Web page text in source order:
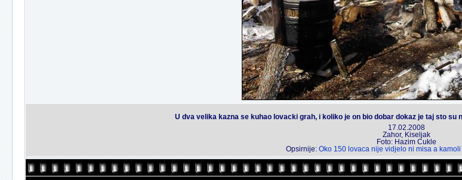
U dva velika kazna se kuhao lovacki grah, i koliko je on bio dobar dokaz je taj sto su
17.02.2008
Zahor, Kiseljak
Foto: Hazim Cukle
Opsirnije: Oko 150 lovaca nije vidjelo ni misa a